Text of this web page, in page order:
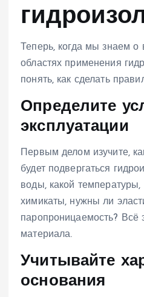
Теперь, когда мы знаем о
областях применения
понять, как сделать
Определите
эксплуатации
Первым делом изучите,
будет подвергаться
воды, какой температуры,
химикаты, нужны ли
паропроницаемость? Всё
материала.
Учитывайте
основания